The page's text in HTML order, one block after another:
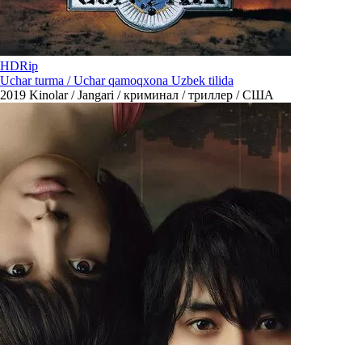
HDRip
Uchar turma / Uchar qamoqxona Uzbek tilida
2019 Kinolar / Jangari / криминал / триллер / США